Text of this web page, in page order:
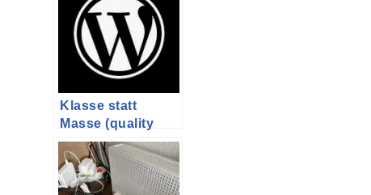
Klasse statt
Masse (quality
instead of
quantity)